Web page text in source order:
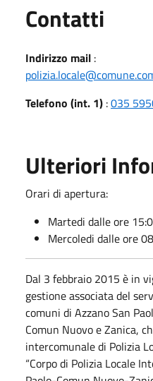
Contatti
Indirizzo mail :
Telefono (int. 1) :035
Ulteriori
Orari di apertura:
Martedi dalle ore
Mercoledi dalle ore
Dal 3 febbraio 2015 è in
gestione associata del
comuni di Azzano San
Comun Nuovo e Zanica,
intercomunale di Polizia
“Corpo di Polizia Locale